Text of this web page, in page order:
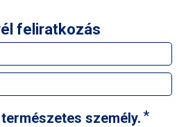
feliratkozás
személy.